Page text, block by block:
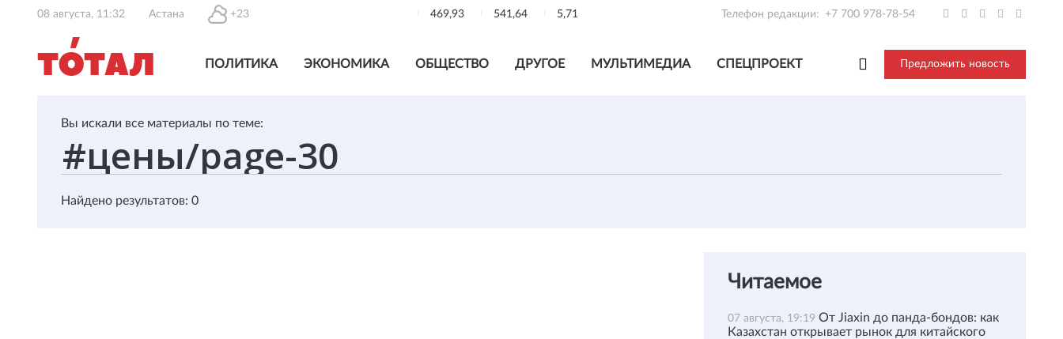
08 августа, 11:32 Астана +23 469,93 541,64 5,71 Телефон редакции: +7 700 978-78-54
ПОЛИТИКА ЭКОНОМИКА ОБЩЕСТВО ДРУГОЕ МУЛЬТИМЕДИА СПЕЦПРОЕКТ Предложить новость
Вы искали все материалы по теме:
Найдено результатов: 0
Читаемое
07 августа, 19:19 От Jiaxin до панда-бондов: как
Казахстан открывает рынок для китайского